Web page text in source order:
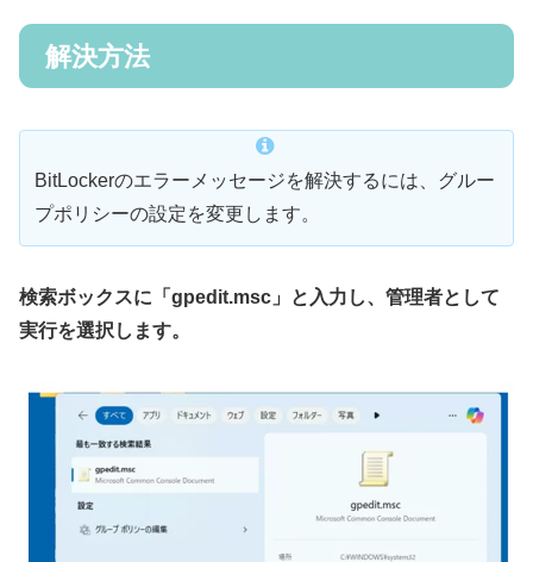
解決方法
BitLockerのエラーメッセージを解決するには、グルー
プポリシーの設定を変更します。
検索ボックスに「gpedit.msc」と入力し、管理者として
実行を選択します。